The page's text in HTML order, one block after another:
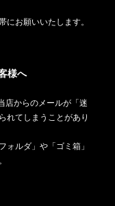
お願いいたします。
様へ
店からのメールが「迷
れてしまうことがあり
ォルダ」や「ゴミ箱」